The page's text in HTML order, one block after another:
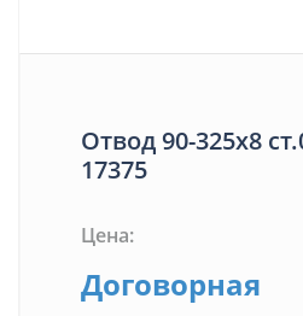
Отвод 90-325х8
17375
Цена:
Договорная